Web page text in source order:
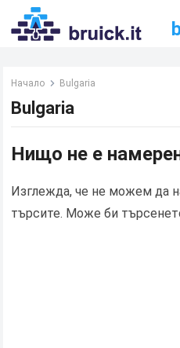
Начало Bulgaria
Bulgaria
Нищо не е
Изглежда, че не можем да
търсите. Може би